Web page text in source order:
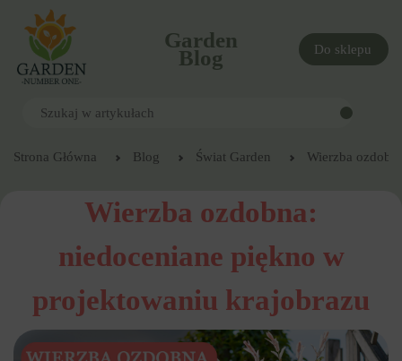
Garden
Blog Do sklepu
Strona Główna Blog Świat Garden Wierzba
Wierzba ozdobna:
niedoceniane piękno w
projektowaniu krajobrazu